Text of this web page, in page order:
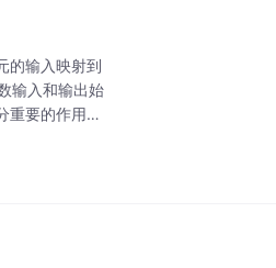
的输入映射到
输入和输出始
重要的作用。